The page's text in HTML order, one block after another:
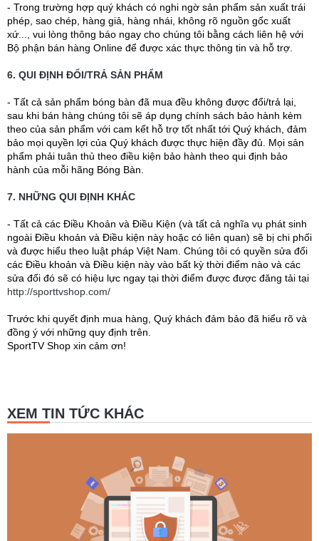
- Trong trường hợp quý khách có nghi ngờ sản phẩm sản xuất trái
phép, sao chép, hàng giả, hàng nhái, không rõ nguồn gốc xuất
xứ..., vui lòng thông báo ngay cho chúng tôi bằng cách liên hệ với
Bộ phận bán hàng Online để được xác thực thông tin và hỗ trợ.
6. QUI ĐỊNH ĐỔI/TRẢ SẢN PHẨM
- Tất cả sản phẩm bóng bàn đã mua đều không được đổi/trả lại,
sau khi bán hàng chúng tôi sẽ áp dụng chính sách bảo hành kèm
theo của sản phẩm với cam kết hỗ trợ tốt nhất tới Quý khách, đảm
bảo mọi quyền lợi của Quý khách được thực hiện đầy đủ. Mọi sản
phẩm phải tuân thủ theo điều kiện bảo hành theo qui định bảo
hành của mỗi hãng Bóng Bàn.
7. NHỮNG QUI ĐỊNH KHÁC
- Tất cả các Điều Khoản và Điều Kiện (và tất cả nghĩa vụ phát sinh
ngoài Điều khoản và Điều kiện này hoặc có liên quan) sẽ bị chi phối
và được hiểu theo luật pháp Việt Nam. Chúng tôi có quyền sửa đổi
các Điều khoản và Điều kiện này vào bất kỳ thời điểm nào và các
sửa đổi đó sẽ có hiệu lực ngay tại thời điểm được được đăng tải tại
http://sporttvshop.com/
Trước khi quyết định mua hàng, Quý khách đảm bảo đã hiểu rõ và
đồng ý với những quy định trên.
SportTV Shop xin cảm ơn!
XEM TIN TỨC KHÁC